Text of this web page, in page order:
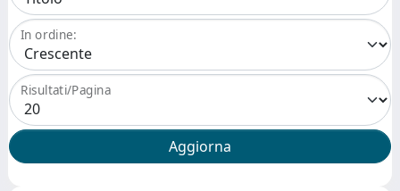
In ordine:
Risultati/Pagina